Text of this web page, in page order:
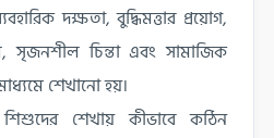
দক্ষতা, বুদ্ধিমত্তার প্রয়োগ,
সৃজনশীল চিন্তা এবং সামাজিক
শেখানো হয়।
শেখায় কীভাবে কঠিন